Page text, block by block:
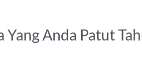
Anda Patut